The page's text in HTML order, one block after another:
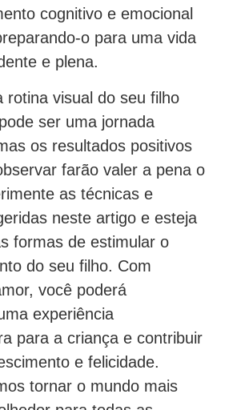
cognitivo e emocional
o para uma vida
e plena.
rotina visual do seu filho
ser uma jornada
os resultados positivos
farão valer a pena o
as técnicas e
neste artigo e esteja
formas de estimular o
do seu filho. Com
você poderá
experiência
para a criança e contribuir
e felicidade.
tornar o mundo mais